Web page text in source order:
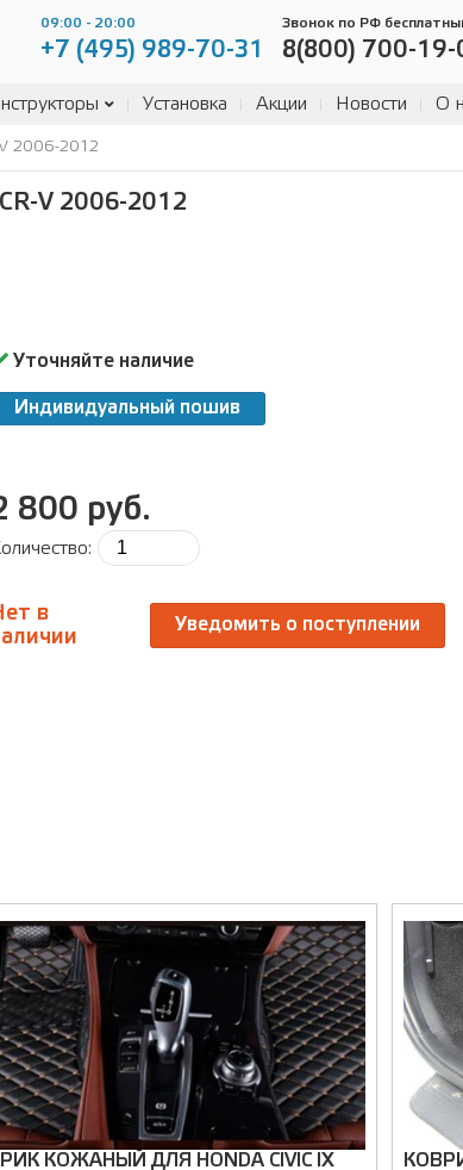
09:00 - 20:00
+7 (495) 989-70-31
Звонок по РФ
8(800) 700-19-
Установка Акции Новости О
2006-2012
V 2006-2012
Уточняйте наличие
Индивидуальный пошив
800 руб.
в
Уведомить о поступлении
КОЖАНЫЙ ДЛЯ HONDA CIVIC IX